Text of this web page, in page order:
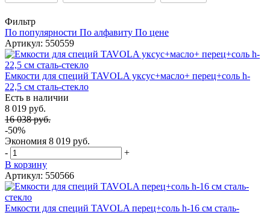
Фильтр
По популярности По алфавиту По цене
Артикул: 550559
Емкости для специй TAVOLA уксус+масло+ перец+соль h-
22,5 см сталь-стекло
Есть в наличии
8 019 руб.
16 038 руб.
-50%
Экономия 8 019 руб.
-
+
В корзину
Артикул: 550566
Емкости для специй TAVOLA перец+соль h-16 см сталь-